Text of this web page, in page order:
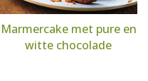
Marmercake met pure en
witte chocolade